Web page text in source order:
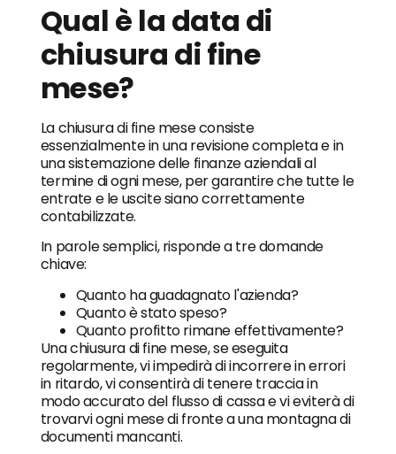
Qual è la data di
chiusura di fine
mese?
La chiusura di fine mese consiste
essenzialmente in una revisione completa e in
una sistemazione delle finanze aziendali al
termine di ogni mese, per garantire che tutte le
entrate e le uscite siano correttamente
contabilizzate.
In parole semplici, risponde a tre domande
chiave:
Quanto ha guadagnato l'azienda?
Quanto è stato speso?
Quanto profitto rimane effettivamente?
Una chiusura di fine mese, se eseguita
regolarmente, vi impedirà di incorrere in errori
in ritardo, vi consentirà di tenere traccia in
modo accurato del flusso di cassa e vi eviterà di
trovarvi ogni mese di fronte a una montagna di
documenti mancanti.